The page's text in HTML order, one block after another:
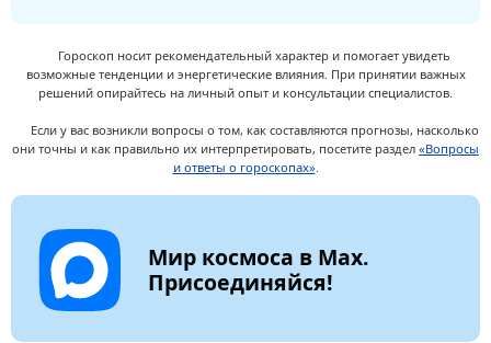
Гороскоп носит рекомендательный характер и помогает увидеть
возможные тенденции и энергетические влияния. При принятии важных
решений опирайтесь на личный опыт и консультации специалистов.
Если у вас возникли вопросы о том, как составляются прогнозы, насколько
они точны и как правильно их интерпретировать, посетите раздел «Вопросы
и ответы о гороскопах»
Мир космоса в Max.
Присоединяйся!